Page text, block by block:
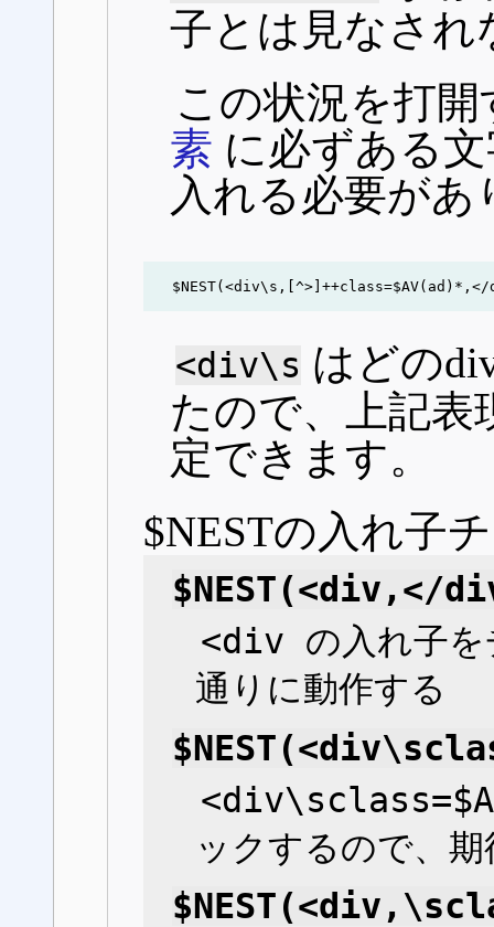
子とは見なされ
この状況を打
素 に必ずある文
入れる必要があ
<div\s はどの
たので、上記表
定できます。
$NESTの入れ子
$NEST(<div,</
<div の入れ子を
通りに動作する
ックするので、